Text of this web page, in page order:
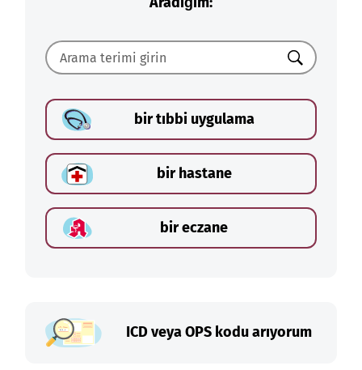
Ara
bir tıbbi uygulama
bir hastane
bir eczane
ICD veya OPS kodu arıyorum